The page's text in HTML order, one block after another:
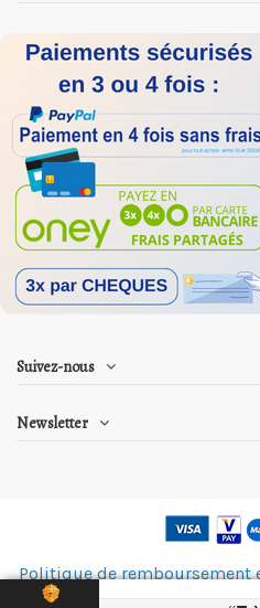
Suivez-nous
Newsletter
Politique de
Politique de